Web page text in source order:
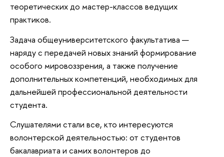
теоретических до мастер-классов ведущих
практиков.
Задача общеуниверситетского факультатива —
наряду с передачей новых знаний формирование
особого мировоззрения, а также получение
дополнительных компетенций, необходимых для
дальнейшей профессиональной деятельности
студента.
Слушателями стали все, кто интересуются
волонтерской деятельностью: от студентов
бакалавриата и самих волонтеров до